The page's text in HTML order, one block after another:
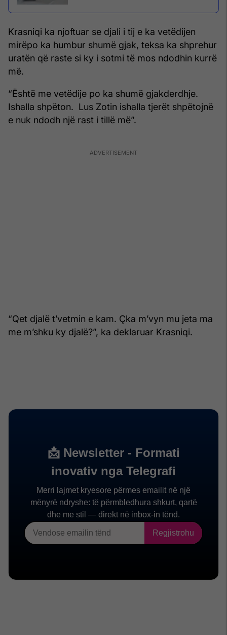
Krasniqi ka njoftuar se djali i tij e ka vetëdijen
mirëpo ka humbur shumë gjak, teksa ka shprehur
uratën që raste si ky i sotmi të mos ndodhin kurrë
më.
“Është me vetëdije po ka shumë gjakderdhje.
Ishalla shpëton. Lus Zotin ishalla tjerët shpëtojnë
e nuk ndodh një rast i tillë më”.
“Qet djalë t’vetmin e kam. Çka m’vyn mu jeta ma
me m’shku ky djalë?”, ka deklaruar Krasniqi.